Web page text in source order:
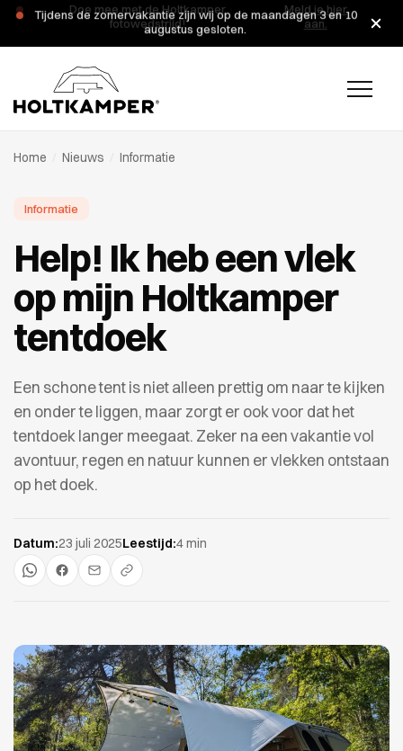
Tijdens de zomervakantie zijn wij op de maandagen 3 en 10
augustus gesloten.
Home Nieuws Informatie
Informatie
Help! Ik heb een vlek
op mijn Holtkamper
tentdoek
Een schone tent is niet alleen prettig om naar te kijken
en onder te liggen, maar zorgt er ook voor dat het
tentdoek langer meegaat. Zeker na een vakantie vol
avontuur, regen en natuur kunnen er vlekken ontstaan
op het doek.
Datum:23 juli 2025Leestijd:4 min